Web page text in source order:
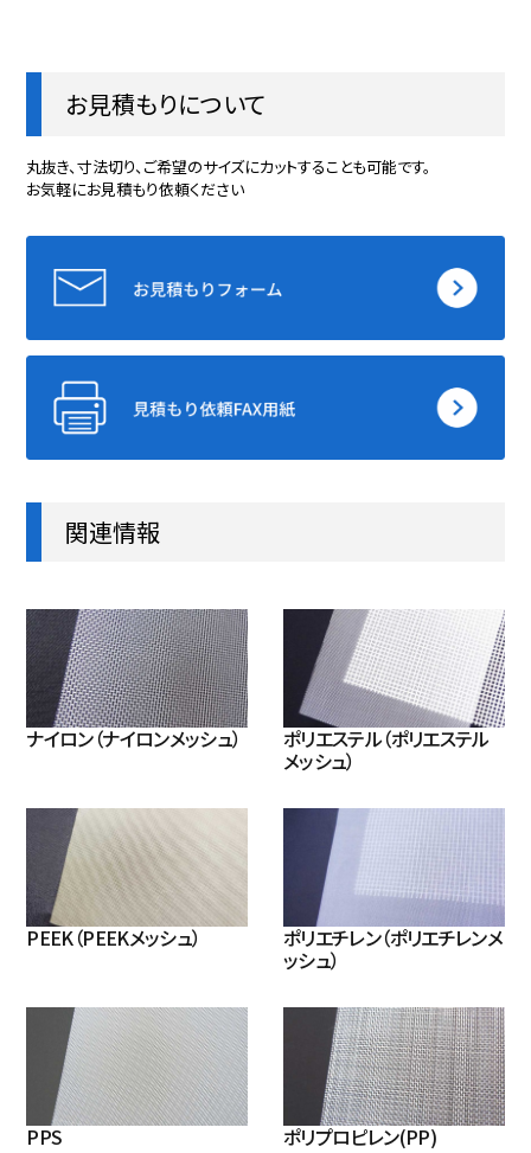
お見積もりについて
丸抜き、寸法切り、ご希望のサイズにカットすることも可能です。
お気軽にお見積もり依頼ください
関連情報
ナイロン（ナイロンメッシュ） ポリエステル（ポリエステル
メッシュ）
PEEK（PEEKメッシュ） ポリエチレン（ポリエチレンメ
ッシュ）
PPS ポリプロピレン(PP)